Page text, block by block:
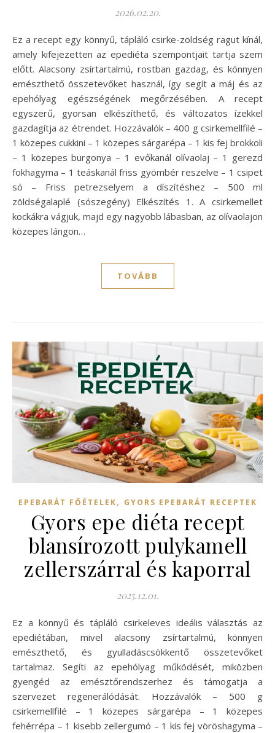
2026.02.20.
Ez a recept egy könnyű, tápláló csirke-zöldség ragut kínál,
amely kifejezetten az epediéta szempontjait tartja szem
előtt. Alacsony zsírtartalmú, rostban gazdag, és könnyen
emészthető összetevőket használ, így segít a máj és az
epehólyag egészségének megőrzésében. A recept
egyszerű, gyorsan elkészíthető, és változatos ízekkel
gazdagítja az étrendet. Hozzávalók – 400 g csirkemellfilé –
1 közepes cukkini – 1 közepes sárgarépa – 1 kis fej brokkoli
– 1 közepes burgonya – 1 evőkanál olívaolaj – 1 gerezd
fokhagyma – 1 teáskanál friss gyömbér reszelve – 1 csipet
só – Friss petrezselyem a díszítéshez – 500 ml
zöldségalaplé (sószegény) Elkészítés 1. A csirkemellet
kockákra vágjuk, majd egy nagyobb lábasban, az olívaolajon
közepes lángon…
TOVÁBB
EPEBARÁT FŐÉTELEK, GYORS EPEBARÁT RECEPTEK
Gyors epe diéta recept
blansírozott pulykamell
zellerszárral és kaporral
2025.12.01.
Ez a könnyű és tápláló csirkeleves ideális választás az
epediétában, mivel alacsony zsírtartalmú, könnyen
emészthető, és gyulladáscsökkentő összetevőket
tartalmaz. Segíti az epehólyag működését, miközben
gyengéd az emésztőrendszerhez és támogatja a
szervezet regenerálódását. Hozzávalók – 500 g
csirkemellfilé – 1 közepes sárgarépa – 1 közepes
fehérrépa – 1 kisebb zellergumó – 1 kis fej vöröshagyma –